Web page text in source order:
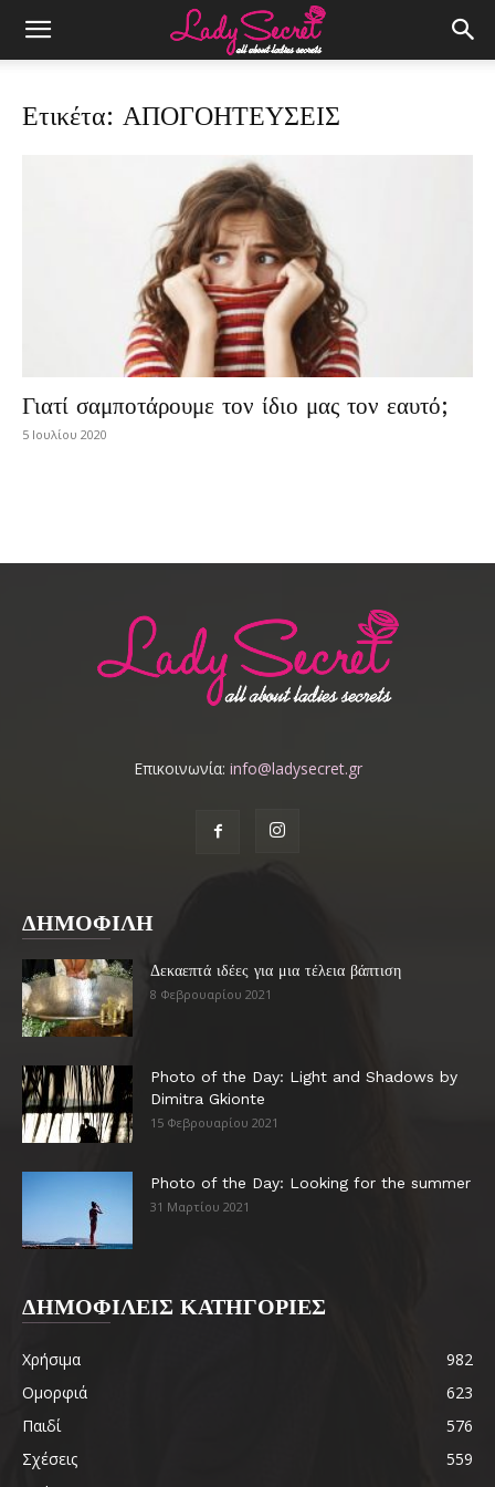
Ετικέτα: ΑΠΟΓΟΗΤΕΥΣΕΙΣ
Γιατί σαμποτάρουμε τον ίδιο μας τον εαυτό;
5 Ιουλίου 2020
Επικοινωνία: info@ladysecret.gr
ΔΗΜΟΦΙΛΗ
Δεκαεπτά ιδέες για μια τέλεια βάπτιση
8 Φεβρουαρίου 2021
Photo of the Day: Light and Shadows by
Dimitra Gkionte
15 Φεβρουαρίου 2021
Photo of the Day: Looking for the summer
31 Μαρτίου 2021
ΔΗΜΟΦΙΛΕΙΣ ΚΑΤΗΓΟΡΙΕΣ
Χρήσιμα
982
Ομορφιά
623
Παιδί
576
Σχέσεις
559